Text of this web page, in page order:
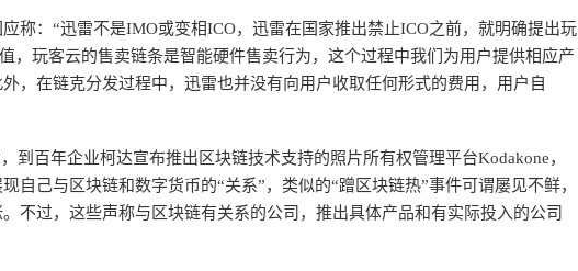
称：“迅雷不是IMO或变相ICO，迅雷在国家推出禁止ICO之前，就明确提出玩
，玩客云的售卖链条是智能硬件售卖行为，这个过程中我们为用户提供相应产
，在链克分发过程中，迅雷也并没有向用户收取任何形式的费用，用户自
到百年企业柯达宣布推出区块链技术支持的照片所有权管理平台Kodakone，
自己与区块链和数字货币的“关系”，类似的“蹭区块链热”事件可谓屡见不鲜，
不过，这些声称与区块链有关系的公司，推出具体产品和有实际投入的公司